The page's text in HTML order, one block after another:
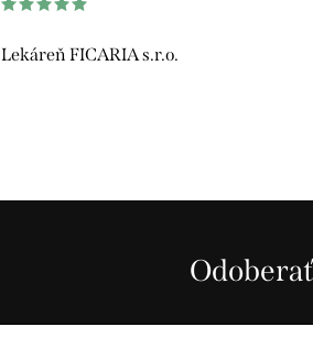
Lekáreň FICARIA s.r.o.